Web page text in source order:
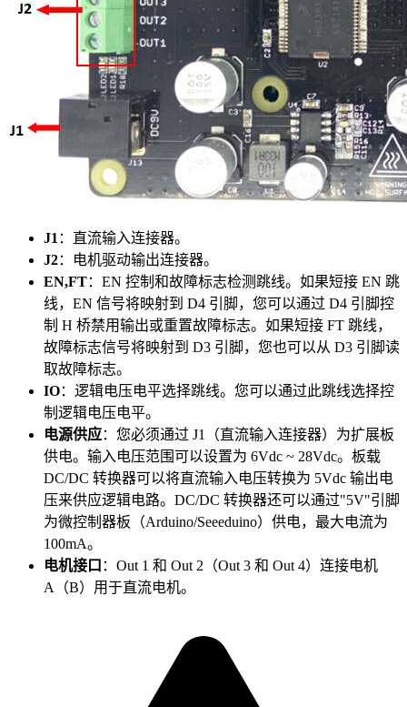
J1：直流输入连接器。
J2：电机驱动输出连接器。
EN,FT：EN 控制和故障标志检测跳线。如果短接 EN 跳
线，EN 信号将映射到 D4 引脚，您可以通过 D4 引脚控
制 H 桥禁用输出或重置故障标志。如果短接 FT 跳线，
故障标志信号将映射到 D3 引脚，您也可以从 D3 引脚读
取故障标志。
IO：逻辑电压电平选择跳线。您可以通过此跳线选择控
制逻辑电压电平。
电源供应：您必须通过 J1（直流输入连接器）为扩展板
供电。输入电压范围可以设置为 6Vdc ~ 28Vdc。板载
DC/DC 转换器可以将直流输入电压转换为 5Vdc 输出电
压来供应逻辑电路。DC/DC 转换器还可以通过"5V"引脚
为微控制器板（Arduino/Seeeduino）供电，最大电流为
100mA。
电机接口 ：Out 1 和 Out 2（Out 3 和 Out 4）连接电机
A（B）用于直流电机。